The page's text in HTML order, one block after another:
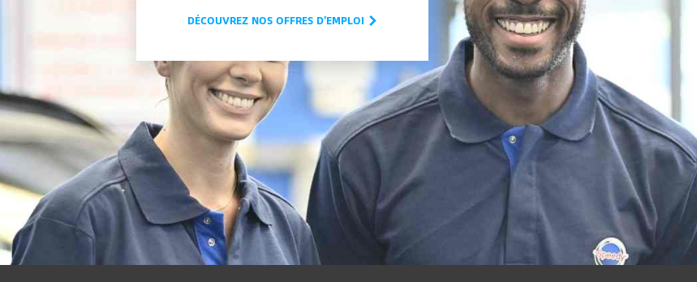
DÉCOUVREZ NOS OFFRES D'EMPLOI